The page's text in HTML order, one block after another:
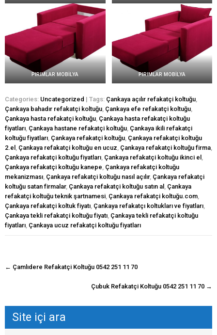
PIRIMLAR MOBİLYA PIRIMLAR MOBİLYA
Categories: Uncategorized | Tags: Çankaya açılır refakatçi koltuğu
Çankaya bahadır refakatçi koltuğu Çankaya efe refakatçi koltuğu
Çankaya hasta refakatçi koltuğu Çankaya hasta refakatçi koltuğu
fiyatları Çankaya hastane refakatçi koltuğu Çankaya ikili refakatçi
koltuğu fiyatları Çankaya refakatçi koltuğu Çankaya refakatçi koltuğu
2.el
Çankaya refakatçi koltuğu en ucuz Çankaya refakatçi koltuğu firma
Çankaya refakatçi koltuğu fiyatları Çankaya refakatçi koltuğu ikinci el
Çankaya refakatçi koltuğu kanepe Çankaya refakatçi koltuğu
mekanizması Çankaya refakatçi koltuğu nasıl açılır, Çankaya refakatçi
koltuğu satan firmalar, Çankaya refakatçi koltuğu satın al
Çankaya
refakatçi koltuğu teknik şartnamesi Çankaya refakatçi koltuğu.com
Çankaya refakatçi koltuk fiyatı Çankaya refakatçı koltukları ve fiyatları
Çankaya tekli refakatçi koltuğu fiyatı Çankaya tekli refakatçi koltuğu
fiyatları Çankaya ucuz refakatçi koltuğu fiyatları
navigasyon
← Çamlıdere Refakatçi Koltuğu 0542 251 11 70
Çubuk Refakatçi Koltuğu 0542 251 11 70 →
Site içi ara